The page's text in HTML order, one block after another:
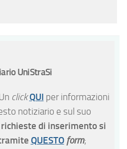
UniStraSi
clickQUI per informazioni
notiziario e sul suo
richieste di inserimento si
QUESTO form;